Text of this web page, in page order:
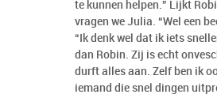
te kunnen helpen.” Lijkt
vragen we Julia. “Wel een
“Ik denk wel dat ik iets
dan Robin. Zij is echt
durft alles aan. Zelf ben ik
iemand die snel dingen